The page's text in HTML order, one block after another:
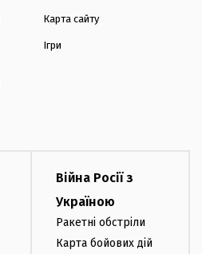
Карта сайту
Ігри
Війна Росії з
Україною
Ракетні обстріли
Карта бойових дій